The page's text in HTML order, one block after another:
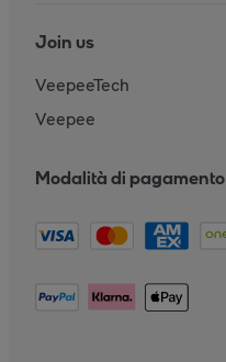
Join us
VeepeeTech
Veepee
Modalità di pagamento